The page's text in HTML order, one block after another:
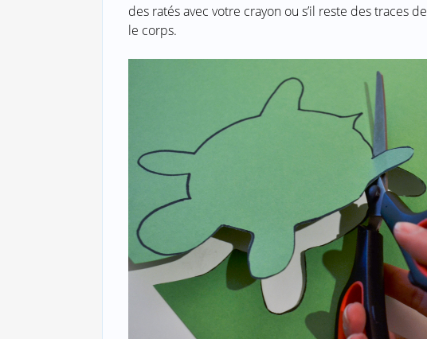
des ratés avec votre crayon ou s’il reste des traces
le corps.